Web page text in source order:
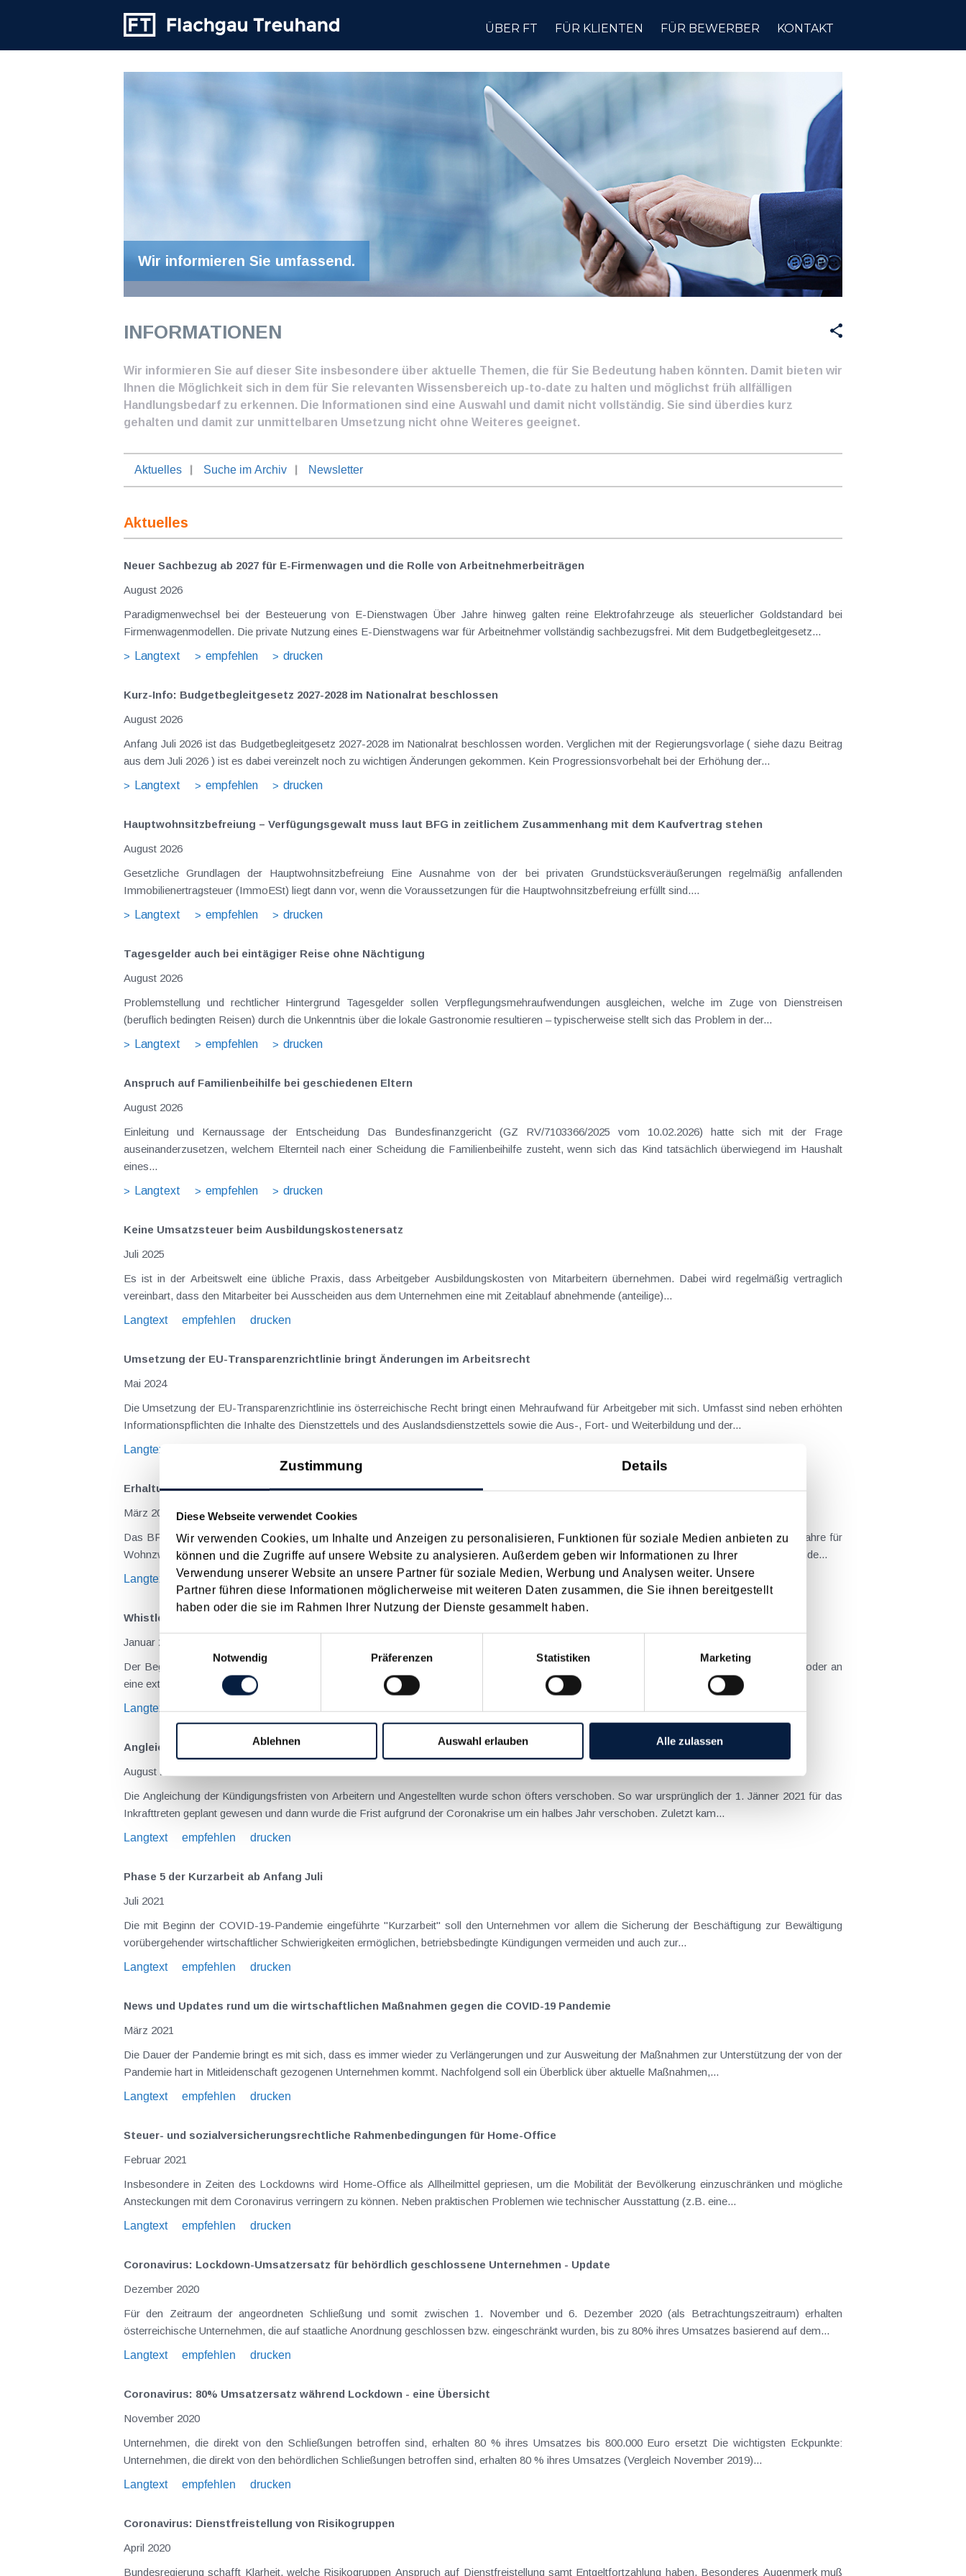
Zustimmung Details
Diese Webseite verwendet Cookies
Wir verwenden Cookies, um Inhalte und Anzeigen zu personalisieren, Funktionen für soziale Medien anbieten zu
können und die Zugriffe auf unsere Website zu analysieren. Außerdem geben wir Informationen zu Ihrer
Verwendung unserer Website an unsere Partner für soziale Medien, Werbung und Analysen weiter. Unsere
Partner führen diese Informationen möglicherweise mit weiteren Daten zusammen, die Sie ihnen bereitgestellt
haben oder die sie im Rahmen Ihrer Nutzung der Dienste gesammelt haben.
Einwilligungsauswahl
Notwendig
Präferenzen Statistiken Marketing
Ablehnen Auswahl erlauben Alle zulassen
ÜBER FT FÜR KLIENTEN FÜR BEWERBER KONTAKT
Wir informieren Sie umfassend.
INFORMATIONEN
Wir informieren Sie auf dieser Site insbesondere über aktuelle Themen, die für Sie Bedeutung haben könnten. Damit bieten wir
Ihnen die Möglichkeit sich in dem für Sie relevanten Wissensbereich up-to-date zu halten und möglichst früh allfälligen
Handlungsbedarf zu erkennen. Die Informationen sind eine Auswahl und damit nicht vollständig. Sie sind überdies kurz
gehalten und damit zur unmittelbaren Umsetzung nicht ohne Weiteres geeignet.
Aktuelles Suche im Archiv Newsletter
Aktuelles
Neuer Sachbezug ab 2027 für E-Firmenwagen und die Rolle von Arbeitnehmer​­beiträgen
August 2026
Paradigmenwechsel bei der Besteuerung von E-Dienstwagen Über Jahre hinweg galten reine Elektrofahrzeuge als steuerlicher Goldstandard bei
Firmenwagenmodellen. Die private Nutzung eines E-Dienstwagens war für Arbeitnehmer vollständig sachbezugsfrei. Mit dem Budgetbegleitgesetz...
Langtext
empfehlen drucken
Kurz-Info: Budgetbegleitgesetz 2027-2028 im Nationalrat beschlossen
August 2026
Anfang Juli 2026 ist das Budgetbegleitgesetz 2027-2028 im Nationalrat beschlossen worden. Verglichen mit der Regierungsvorlage ( siehe dazu Beitrag
aus dem Juli 2026 ) ist es dabei vereinzelt noch zu wichtigen Änderungen gekommen. Kein Progressionsvorbehalt bei der Erhöhung der...
Langtext
empfehlen drucken
Hauptwohnsitz​­befreiung – Verfügungsgewalt muss laut BFG in zeitlichem Zusammenhang mit dem Kaufvertrag stehen
August 2026
Gesetzliche Grundlagen der Hauptwohnsitzbefreiung Eine Ausnahme von der bei privaten Grundstücksveräußerungen regelmäßig anfallenden
Immobilienertragsteuer (ImmoESt) liegt dann vor, wenn die Voraussetzungen für die Hauptwohnsitzbefreiung erfüllt sind....
Langtext
empfehlen drucken
Tagesgelder auch bei eintägiger Reise ohne Nächtigung
August 2026
Problemstellung und rechtlicher Hintergrund Tagesgelder sollen Verpflegungsmehraufwendungen ausgleichen, welche im Zuge von Dienstreisen
(beruflich bedingten Reisen) durch die Unkenntnis über die lokale Gastronomie resultieren – typischerweise stellt sich das Problem in der...
Langtext
empfehlen drucken
Anspruch auf Familienbeihilfe bei geschiedenen Eltern
August 2026
Einleitung und Kernaussage der Entscheidung Das Bundesfinanzgericht (GZ RV/7103366/2025 vom 10.02.2026) hatte sich mit der Frage
auseinanderzusetzen, welchem Elternteil nach einer Scheidung die Familienbeihilfe zusteht, wenn sich das Kind tatsächlich überwiegend im Haushalt
eines...
Langtext
empfehlen drucken
Keine Umsatzsteuer beim Ausbildungskostenersatz
Juli 2025
Es ist in der Arbeitswelt eine übliche Praxis, dass Arbeitgeber Ausbildungskosten von Mitarbeitern übernehmen. Dabei wird regelmäßig vertraglich
vereinbart, dass den Mitarbeiter bei Ausscheiden aus dem Unternehmen eine mit Zeitablauf abnehmende (anteilige)...
Langtext
empfehlen drucken
Umsetzung der EU-Transparenzrichtlinie bringt Änderungen im Arbeitsrecht
Mai 2024
Die Umsetzung der EU-Transparenzrichtlinie ins österreichische Recht bringt einen Mehraufwand für Arbeitgeber mit sich. Umfasst sind neben erhöhten
Informationspflichten die Inhalte des Dienstzettels und des Auslandsdienstzettels sowie die Aus-, Fort- und Weiterbildung und der...
Langtext
Erhaltungsaufwand nach Mieterauszug ist steuerlich nicht absetzbar
März 2024
Das BFG hatte sich (GZ RV/7104281/2018 vom 27.11.2023) mit einem Sachverhalt auseinanderzusetzen, in dem eine Wohnung über rund 20 Jahre für
Wohnzwecke vermietet wurde und entsprechend Einkünfte aus Vermietung und Verpachtung erzielt wurden. Nach Auszug des letzten Mieters (Ende...
Langtext
empfehlen drucken
Whistleblowing - verpflichtendes internes Hinweisgebersystem schützt bei der Aufdeckung von Missständen im Unternehmen
Januar 2024
Der Begriff Whistleblowing bezeichnet die Meldung von Missständen durch einen Hinweisgeber (Whistleblower) innerhalb eines Unternehmens oder an
eine externe Stelle (z.B. Behörde). Mit der Whistleblowing-Richtline (EU 2019/1937) wurde von der EU der rechtliche Rahmen für die...
Langtext
Angleichung der Kündigungsfristen von Arbeitern und Angestellten ab Oktober
August 2021
Die Angleichung der Kündigungsfristen von Arbeitern und Angestellten wurde schon öfters verschoben. So war ursprünglich der 1. Jänner 2021 für das
Inkrafttreten geplant gewesen und dann wurde die Frist aufgrund der Coronakrise um ein halbes Jahr verschoben. Zuletzt kam...
Langtext
empfehlen drucken
Phase 5 der Kurzarbeit ab Anfang Juli
Juli 2021
Die mit Beginn der COVID-19-Pandemie eingeführte "Kurzarbeit" soll den Unternehmen vor allem die Sicherung der Beschäftigung zur Bewältigung
vorübergehender wirtschaftlicher Schwierigkeiten ermöglichen, betriebsbedingte Kündigungen vermeiden und auch zur...
Langtext
empfehlen drucken
News und Updates rund um die wirtschaftlichen Maßnahmen gegen die COVID-19 Pandemie
März 2021
Die Dauer der Pandemie bringt es mit sich, dass es immer wieder zu Verlängerungen und zur Ausweitung der Maßnahmen zur Unterstützung der von der
Pandemie hart in Mitleidenschaft gezogenen Unternehmen kommt. Nachfolgend soll ein Überblick über aktuelle Maßnahmen,...
Langtext
empfehlen drucken
Steuer- und sozialversicherungs­rechtliche Rahmenbedingungen für Home-Office
Februar 2021
Insbesondere in Zeiten des Lockdowns wird Home-Office als Allheilmittel gepriesen, um die Mobilität der Bevölkerung einzuschränken und mögliche
Ansteckungen mit dem Coronavirus verringern zu können. Neben praktischen Problemen wie technischer Ausstattung (z.B. eine...
Langtext
empfehlen drucken
Coronavirus: Lockdown-Umsatzersatz für behördlich geschlossene Unternehmen - Update
Dezember 2020
Für den Zeitraum der angeordneten Schließung und somit zwischen 1. November und 6. Dezember 2020 (als Betrachtungszeitraum) erhalten
österreichische Unternehmen, die auf staatliche Anordnung geschlossen bzw. eingeschränkt wurden, bis zu 80% ihres Umsatzes basierend auf dem...
Langtext
empfehlen drucken
Coronavirus: 80% Umsatzersatz während Lockdown - eine Übersicht
November 2020
Unternehmen, die direkt von den Schließungen betroffen sind, erhalten 80 % ihres Umsatzes bis 800.000 Euro ersetzt Die wichtigsten Eckpunkte:
Unternehmen, die direkt von den behördlichen Schließungen betroffen sind, erhalten 80 % ihres Umsatzes (Vergleich November 2019)...
Langtext
empfehlen drucken
Coronavirus: Dienstfreistellung von Risikogruppen
April 2020
Bundesregierung schafft Klarheit, welche Risikogruppen Anspruch auf Dienstfreistellung samt Entgeltfortzahlung haben. Besonderes Augenmerk muß